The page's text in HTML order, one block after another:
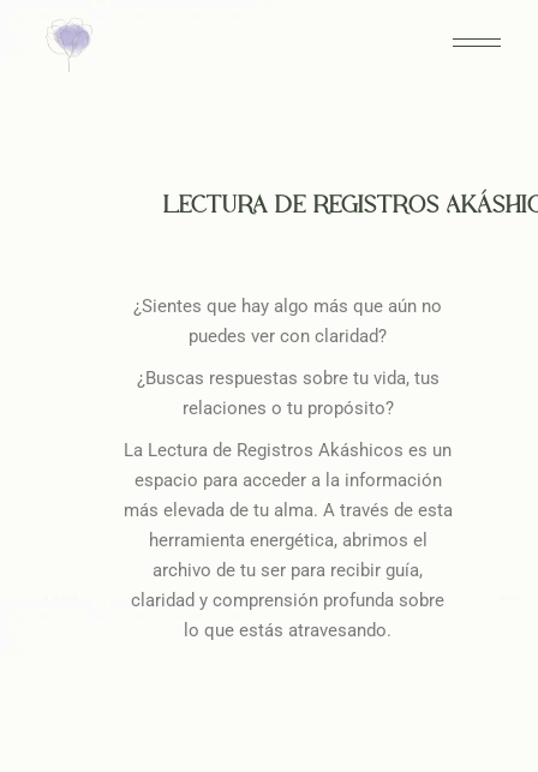
LECTURA DE REGISTROS
¿Sientes que hay algo más que aún no
puedes ver con claridad?
¿Buscas respuestas sobre tu vida, tus
relaciones o tu propósito?
La Lectura de Registros Akáshicos es un
espacio para acceder a la información
más elevada de tu alma. A través de esta
herramienta energética, abrimos el
archivo de tu ser para recibir guía,
claridad y comprensión profunda sobre
lo que estás atravesando.